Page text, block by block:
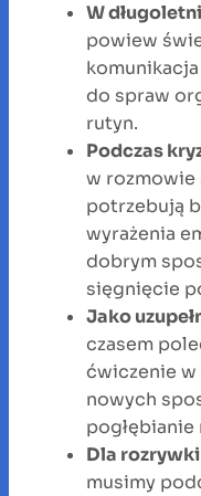
W
powiew
do spraw
rutyn.
Podczas
w rozmowie
potrzebują
wyrażenia
dobrym
sięgnięcie
Jako
czasem
ćwiczenie w
nowych
Dla
musimy